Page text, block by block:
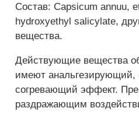
Состав: Capsicum annuu,
hydroxyethyl salicylate,
вещества.
Действующие вещества
имеют
согревающий эффект.
раздражающим